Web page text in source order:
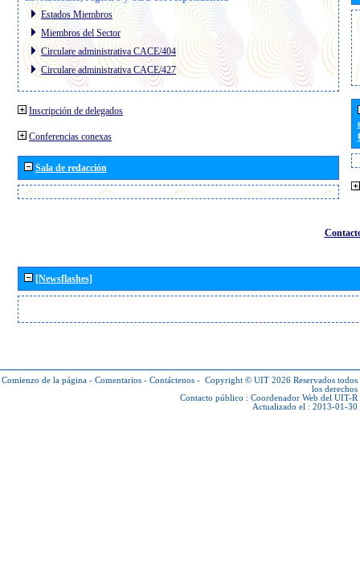
Estados Miembros
Miembros del Sector
Circulare administrativa CACE/404
Circulare administrativa CACE/427
Inscripción de delegados
Conferencias conexas
Sala de redacción
[Newsflashes]
Comienzo de la página - Comentarios - Contáctenos - Copyright © UIT 2026 Reservados todos
los derechos
Contacto público : Coordenador Web del UIT-R
Actualizado el : 2013-01-30